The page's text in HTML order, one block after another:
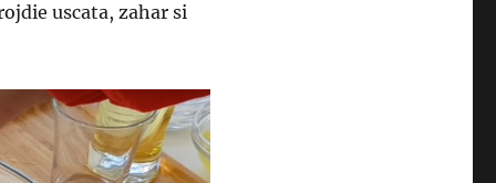
uscata, zahar si